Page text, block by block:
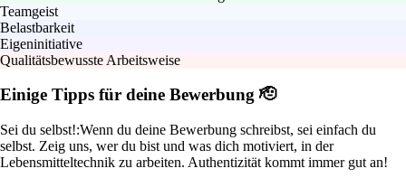
Teamgeist
Belastbarkeit
Eigeninitiative
Qualitätsbewusste Arbeitsweise
Einige Tipps für deine Bewerbung 🫡
Sei du selbst!:Wenn du deine Bewerbung schreibst, sei einfach du
selbst. Zeig uns, wer du bist und was dich motiviert, in der
Lebensmitteltechnik zu arbeiten. Authentizität kommt immer gut an!